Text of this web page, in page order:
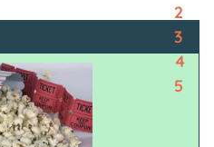
2
3
4
5